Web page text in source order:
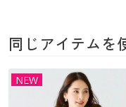
同じアイテムを
NEW